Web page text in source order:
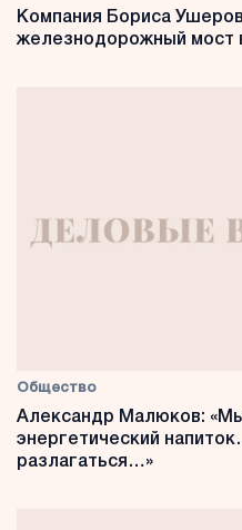
Компания Бориса
железнодорожный мост
Общество
Александр Малюков:
энергетический
разлагаться…»